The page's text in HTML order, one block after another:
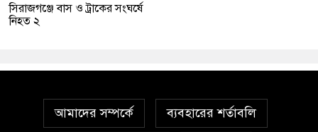
সিরাজগঞ্জে বাস ও ট্রাকের সংঘর্ষে
নিহত ২
আমাদের সম্পর্কে ব্যবহারের শর্তাবলি